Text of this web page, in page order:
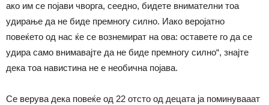
ако им се појави чворга, сеедно, бидете внимателни тоа
удирање да не биде премногу силно. Иако веројатно
повеќето од нас ќе се вознемират на ова: оставете го да се
удира само внимавајте да не биде премногу силно“, знајте
дека тоа навистина не е необична појава.
Се верува дека повеќе од 22 отсто од децата ја поминувааат